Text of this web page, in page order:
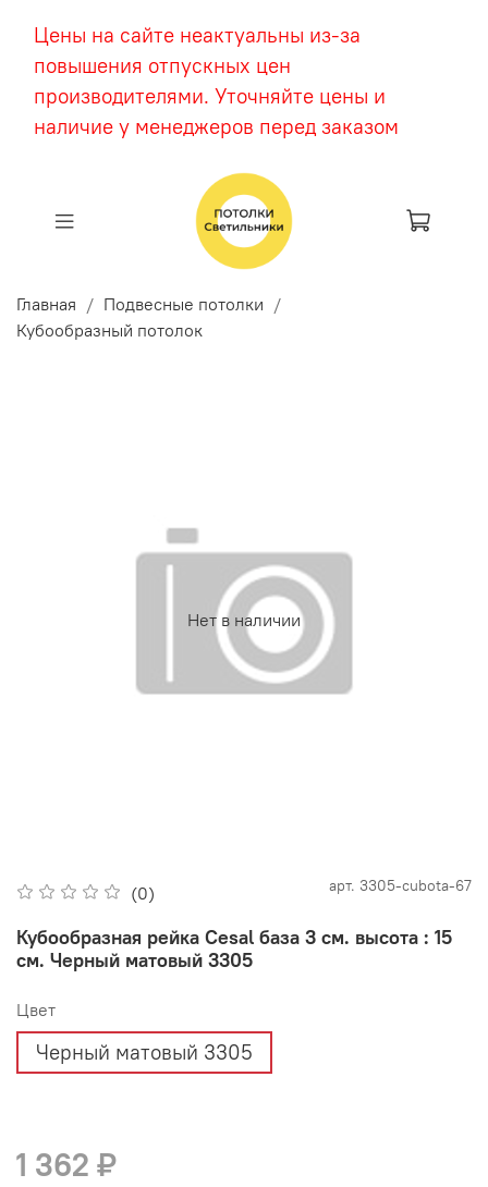
Цены на сайте неактуальны из-за
повышения отпускных цен
производителями. Уточняйте цены и
наличие у менеджеров перед заказом
Главная
Подвесные потолки
Кубообразный потолок
Нет в наличии
(0) арт. 3305-cubota-67
Кубообразная рейка Cesal база 3 см. высота : 15
см. Черный матовый 3305
Цвет
Черный матовый 3305
1 362 ₽